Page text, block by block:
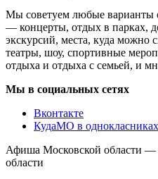
Мы советуем любые варианты
— концерты, отдых в парках,
экскурсий, места, куда можно
театры, шоу, спортивные
отдыха и отдыха с семьей, и
Мы в социальных сетях
Вконтакте
КудаМО в однокласниках
Афиша Московской области —
области